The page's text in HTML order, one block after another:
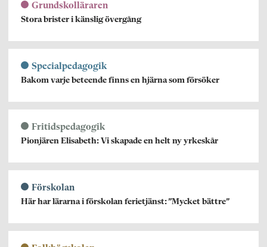
Grundskolläraren
Stora brister i känslig övergång
Specialpedagogik
Bakom varje beteende finns en hjärna som försöker
Fritidspedagogik
Pionjären Elisabeth: Vi skapade en helt ny yrkeskår
Förskolan
Här har lärarna i förskolan ferietjänst: ”Mycket bättre”